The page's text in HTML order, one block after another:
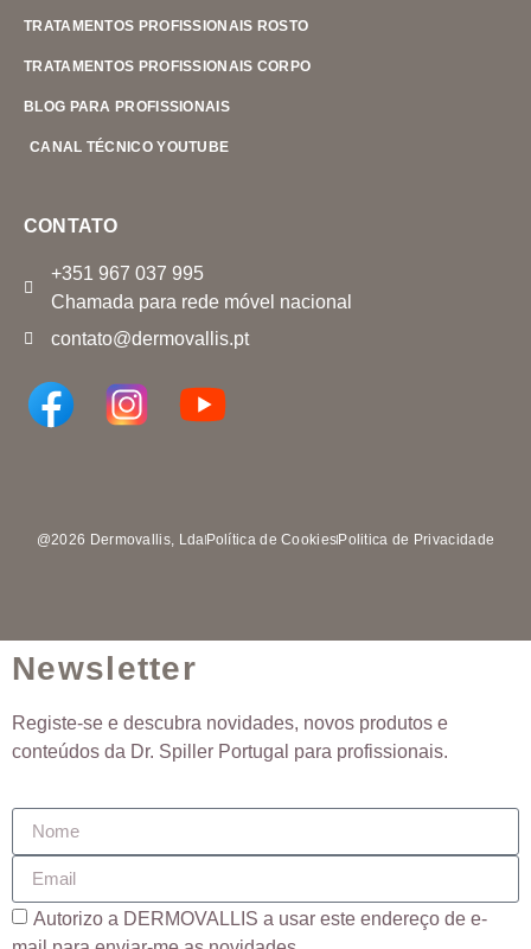
TRATAMENTOS PROFISSIONAIS ROSTO
TRATAMENTOS PROFISSIONAIS CORPO
BLOG PARA PROFISSIONAIS
CANAL TÉCNICO YOUTUBE
CONTATO
+351 967 037 995
Chamada para rede móvel nacional
contato@dermovallis.pt
@2026 Dermovallis, LdaPolítica de CookiesPolitica de Privacidade
Newsletter
Registe-se e descubra novidades, novos produtos e
conteúdos da Dr. Spiller Portugal para profissionais.
Autorizo ​​a DERMOVALLIS a usar este endereço de e-